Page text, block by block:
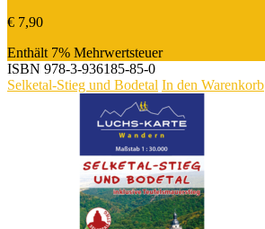
€ 7,90
Enthält 7% Mehrwertsteuer
ISBN 978-3-936185-85-0
Selketal-Stieg und Bodetal In den Warenkorb